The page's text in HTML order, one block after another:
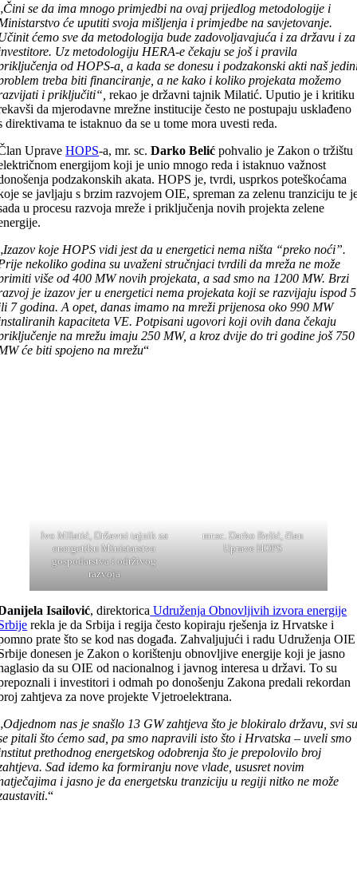
Čini se da ima mnogo primjedbi na ovaj prijedlog metodologije i
će uputiti svoja mišljenja i primjedbe na savjetovanje.
ćemo sve da metodologija bude zadovoljavajuća i za državu i za
Uz metodologiju HERA-e čekaju se još i pravila
od HOPS-a, a kada se donesu i podzakonski akti naš
treba biti financiranje, a ne kako i koliko projekata možemo
i priključiti“, rekao je državni tajnik Milatić. Uputio je i kritiku
da mjerodavne mrežne institucije često ne postupaju usklađeno
direktivama te istaknuo da se u tome mora uvesti reda.
UpraveHOPS-a, mr. sc. Darko Belićpohvalio je Zakon o tržištu
energijom koji je unio mnogo reda i istaknuo važnost
podzakonskih akata. HOPS je, tvrdi, usprkos poteškoćama
se javljaju s brzim razvojem OIE, spreman za zelenu tranziciju te
u procesu razvoja mreže i priključenja novih projekta zelene
Izazov koje HOPS vidi jest da u energetici nema ništa “preko noći”.
nekoliko godina su uvaženi stručnjaci tvrdili da mreža ne može
više od 400 MW novih projekata, a sad smo na 1200 MW. Brzi
je izazov jer u energetici nema projekata koji se razvijaju ispod 5
7 godina. A opet, danas imamo na mreži prijenosa oko 990 MW
kapaciteta VE. Potpisani ugovori koji ovih dana čekaju
na mrežu imaju 250 MW, a kroz dvije do tri godine još 750
će biti spojeno na mrežu“
Ivo MIlatić, Državni tajnik za
energetiku Ministarstva
gospodarstva i održivog
razvoja
mr.sc. Darko Belić, član
Uprave HOPS
Isailović, direktorica Udruženja Obnovljivih izvora energije
rekla je da Srbija i regija često kopiraju rješenja iz Hrvatske i
prate što se kod nas događa. Zahvaljujući i radu Udruženja OIE
donesen je Zakon o korištenju obnovljive energije koji je jasno
da su OIE od nacionalnog i javnog interesa u državi. To su
i investitori i odmah po donošenju Zakona predali rekordan
zahtjeva za nove projekte Vjetroelektrana.
Odjednom nas je snašlo 13 GW zahtjeva što je blokiralo državu, svi
pitali što ćemo sad, pa smo napravili isto što i Hrvatska – uveli smo
prethodnog energetskog odobrenja što je prepolovilo broj
Sad idemo ka formiranju nove vlade, ususret novim
i jasno je daenergetsku tranziciju u regiji nitko ne može
.“